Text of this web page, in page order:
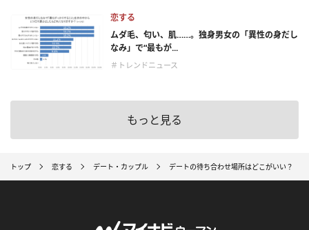
恋する
ムダ毛、匂い、肌……。独身男女の「異性の身だし
なみ」で“最もが...
＃トレンドニュース
もっと見る
トップ 恋する デート・カップル デートの待ち合わせ場所はどこがいい？ セ